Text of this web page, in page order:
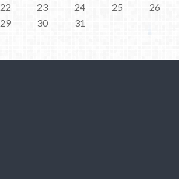
22 23 24 25
26
29 30
31